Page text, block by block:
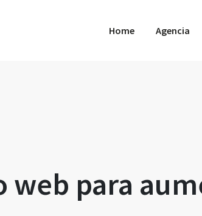
Home Agencia
web para